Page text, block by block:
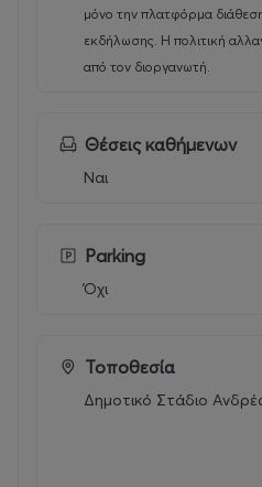
μόνο την πλατφόρμα
εκδήλωσης. Η πολιτική
από τον διοργανωτή.
Θέσεις καθήμενων
Ναι
Parking
Όχι
Τοποθεσία
Δημοτικό Στάδιο